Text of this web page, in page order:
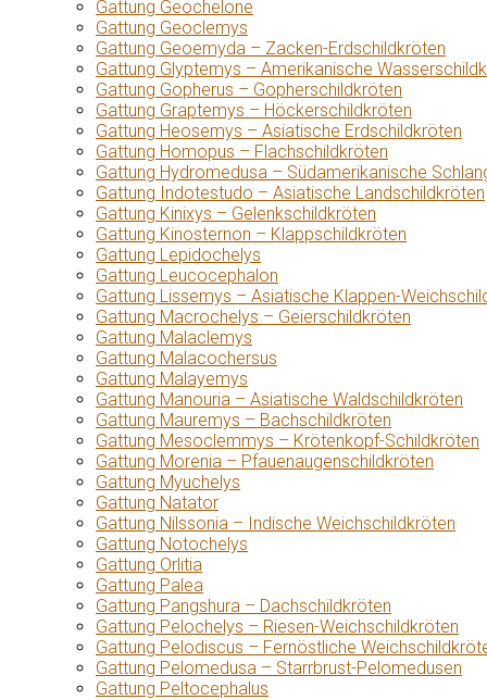
Gattung Geochelone
Gattung Geoclemys
Gattung Geoemyda – Zacken-Erdschildkröten
Gattung Glyptemys – Amerikanische
Gattung Gopherus – Gopherschildkröten
Gattung Graptemys – Höckerschildkröten
Gattung Heosemys – Asiatische Erdschildkröten
Gattung Homopus – Flachschildkröten
Gattung Hydromedusa – Südamerikanische
Gattung Indotestudo – Asiatische Landschildkröten
Gattung Kinixys – Gelenkschildkröten
Gattung Kinosternon – Klappschildkröten
Gattung Lepidochelys
Gattung Leucocephalon
Gattung Lissemys – Asiatische Klappen-
Gattung Macrochelys – Geierschildkröten
Gattung Malaclemys
Gattung Malacochersus
Gattung Malayemys
Gattung Manouria – Asiatische Waldschildkröten
Gattung Mauremys – Bachschildkröten
Gattung Mesoclemmys – Krötenkopf-Schildkröten
Gattung Morenia – Pfauenaugenschildkröten
Gattung Myuchelys
Gattung Natator
Gattung Nilssonia – Indische Weichschildkröten
Gattung Notochelys
Gattung Orlitia
Gattung Palea
Gattung Pangshura – Dachschildkröten
Gattung Pelochelys – Riesen-Weichschildkröten
Gattung Pelodiscus – Fernöstliche
Gattung Pelomedusa – Starrbrust-Pelomedusen
Gattung Peltocephalus